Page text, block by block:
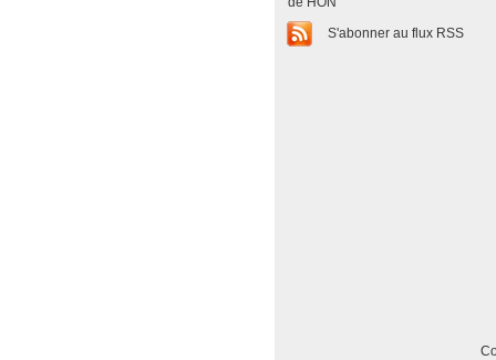
S'abonner au flux RSS